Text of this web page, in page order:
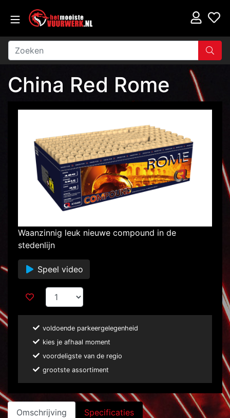
China Red Rome
Waanzinnig leuk nieuwe compound in de
stedenlijn
Speel video
voldoende parkeergelegenheid
kies je afhaal moment
voordeligste van de regio
grootste assortiment
Omschrijving Specificaties